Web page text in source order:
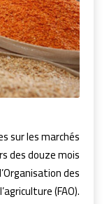
sur les marchés
des douze mois
des
(FAO).